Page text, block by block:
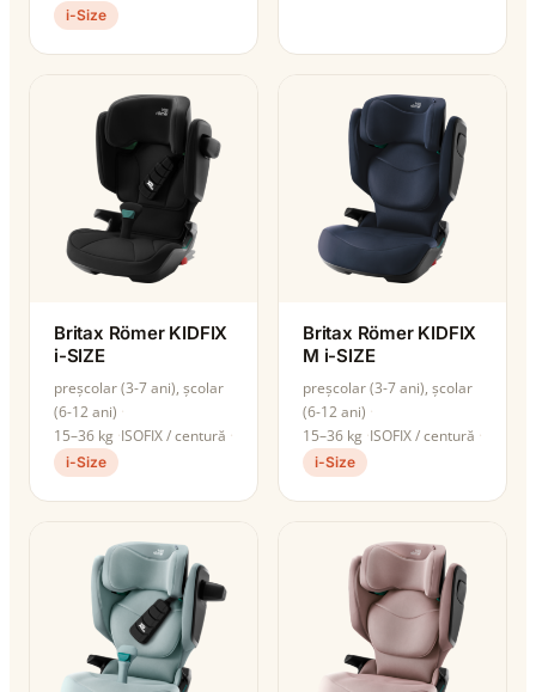
i-Size
Britax Römer KIDFIX
i-SIZE
preșcolar (3-7 ani), școlar
(6-12 ani)
15–36 kg ISOFIX / centură
i-Size
Britax Römer KIDFIX
M i-SIZE
preșcolar (3-7 ani), școlar
(6-12 ani)
15–36 kg ISOFIX / centură
i-Size